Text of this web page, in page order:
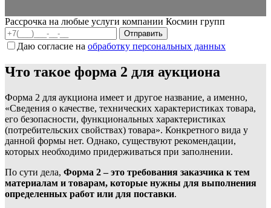
Рассрочка на любые услуги компании Космин групп
Даю согласие на обработку персональных данных
Что такое форма 2 для аукциона
Форма 2 для аукциона имеет и другое название, а именно,
«Сведения о качестве, технических характеристиках товара,
его безопасности, функциональных характеристиках
(потребительских свойствах) товара». Конкретного вида у
данной формы нет. Однако, существуют рекомендации,
которых необходимо придерживаться при заполнении.
По сути дела, Форма 2 – это требования заказчика к тем
материалам и товарам, которые нужны для выполнения
определенных работ или для поставки.